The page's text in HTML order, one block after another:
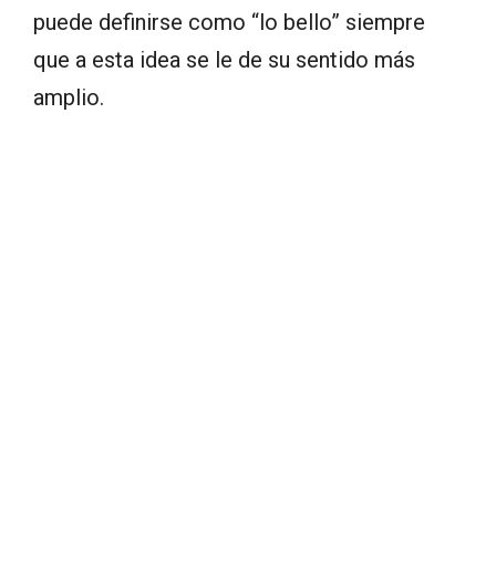
puede definirse como “lo bello” siempre
que a esta idea se le de su sentido más
amplio.